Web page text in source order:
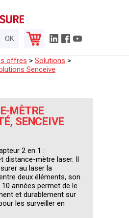
offres > Solutions >
Senceive
MÈTRE
SENCEIVE
2 en 1 :
distance-mètre laser. Il
au laser la
deux éléments, son
années permet de le
et durablement sur
les surveiller en